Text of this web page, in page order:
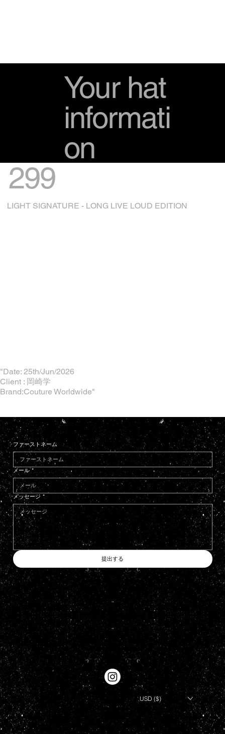
Your hat
informati
on
299
LIGHT SIGNATURE - LONG LIVE LOUD EDITION
"Date: 25th/Jun/2026
Client : 岡崎学
Brand:Couture Worldwide"
ファーストネーム
メール *
メッセージ *
提出する
USD ($)